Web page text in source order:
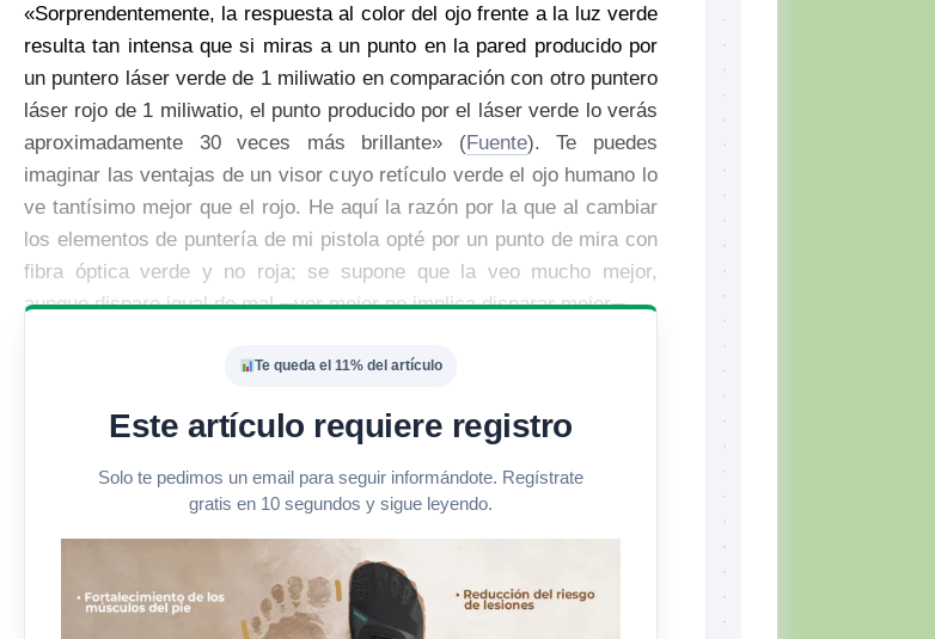
«Sorprendentemente, la respuesta al color del ojo frente a la luz verde
resulta tan intensa que si miras a un punto en la pared producido por
un puntero láser verde de 1 miliwatio en comparación con otro puntero
láser rojo de 1 miliwatio, el punto producido por el láser verde lo verás
aproximadamente 30 veces más brillante» (Fuente). Te puedes
imaginar las ventajas de un visor cuyo retículo verde el ojo humano lo
ve tantísimo mejor que el rojo. He aquí la razón por la que al cambiar
los elementos de puntería de mi pistola opté por un punto de mira con
fibra óptica verde y no roja; se supone que la veo mucho mejor,
aunque dispare igual de mal ─ver mejor no implica disparar mejor─.
Te queda el 11% del artículo
Este artículo requiere registro
Solo te pedimos un email para seguir informándote. Regístrate
gratis en 10 segundos y sigue leyendo.